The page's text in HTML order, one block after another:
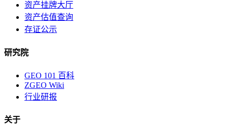
资产挂牌大厅
资产估值查询
存证公示
研究院
GEO 101 百科
ZGEO Wiki
行业研报
关于